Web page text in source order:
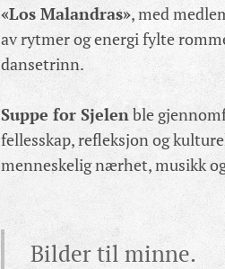
«Los Malandras», med
av rytmer og energi fylte
dansetrinn.
Suppe for Sjelenble
fellesskap, refleksjon og
menneskelig nærhet, musikk
Bilder til minne.